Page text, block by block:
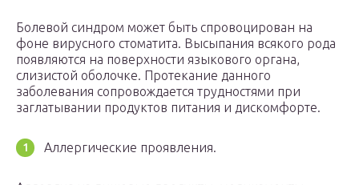
Болевой синдром может быть спровоцирован на
фоне вирусного стоматита. Высыпания всякого рода
появляются на поверхности языкового органа,
слизистой оболочке. Протекание данного
заболевания сопровождается трудностями при
заглатывании продуктов питания и дискомфорте.
Аллергические проявления.